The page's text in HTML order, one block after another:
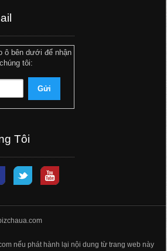
ô bên dưới để nhận
tôi:
Tôi
nếu phát hành lại nội dung từ trang web này